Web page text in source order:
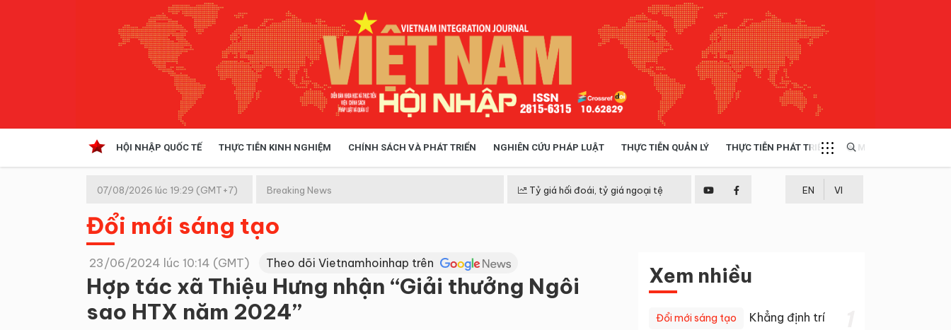
HỘI NHẬP QUỐC TẾ THỰC TIỄN KINH NGHIỆM CHÍNH SÁCH VÀ PHÁT TRIỂN NGHIÊN CỨU PHÁP LUẬT THỰC TIỄN QUẢN LÝ THỰC TIỄN PHÁT TRIỂN MULTIMEDIA
Kinh tế hội nhập
Doanh nghiệp
07/08/2026 lúc 19:29 (GMT+7) Breaking News Tỷ giá hối đoái, tỷ giá ngoại tệ EN VI
Đổi mới sáng tạo
23/06/2024 lúc 10:14 (GMT) Theo dõi Vietnamhoinhap trên
Hợp tác xã Thiệu Hưng nhận “Giải thưởng Ngôi
sao HTX năm 2024”
Xem nhiều
Đổi mới sáng tạo
Khẳng định trí